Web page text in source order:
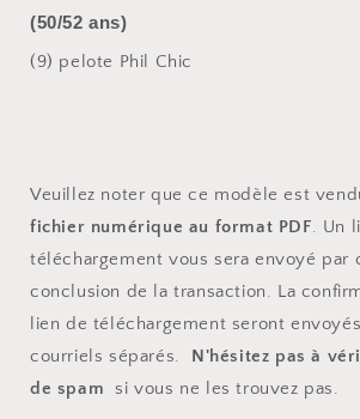
(50/52 ans)
(9) pelote Phil Chic
Veuillez noter que ce modèle est
fichier numérique au format PDF. Un
téléchargement vous sera envoyé par
conclusion de la transaction. La
lien de téléchargement seront
courriels séparés. N'hésitez pas à
de spam
si vous ne les trouvez pas.